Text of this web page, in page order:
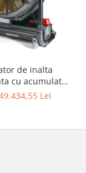
de inalta
cu acumulator
DIN 14963-EM-
Lei